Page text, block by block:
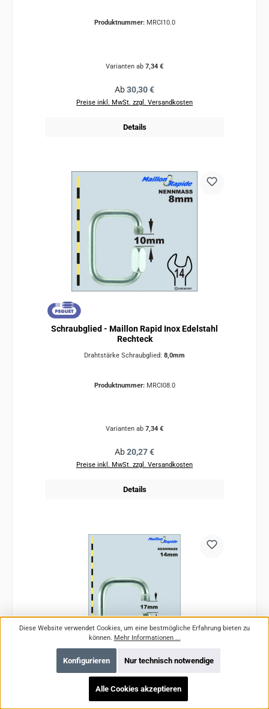
Produktnummer: MRCI10.0
Varianten ab 7,34 €
Regulärer Preis:
Ab30,30 €
Preise inkl. MwSt. zzgl. Versandkosten
Details
Schraubglied - Maillon Rapid Inox Edelstahl
Rechteck
Drahtstärke Schraubglied: 8,0mm
Produktnummer: MRCI08.0
Varianten ab 7,34 €
Regulärer Preis:
Ab20,27 €
Preise inkl. MwSt. zzgl. Versandkosten
Details
Schraubglied - Maillon Rapid Stahl Verzinkt
Rechteck
Diese Website verwendet Cookies, um eine bestmögliche Erfahrung bieten zu
können. Mehr Informationen ...
Nur technisch notwendige
Konfigurieren
Alle Cookies akzeptieren